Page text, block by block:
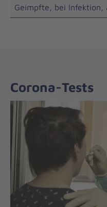
Geimpfte, bei Infektion,
Corona-Tests